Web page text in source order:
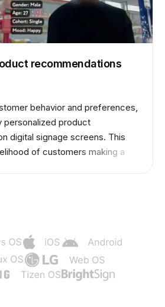
recommendations
behavior and preferences,
personalized product
digital signage screens. This
of customers making a